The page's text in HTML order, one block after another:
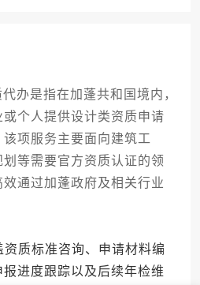
是指在加蓬共和国境内，
个人提供设计类资质申请
项服务主要面向建筑工
等需要官方资质认证的领
通过加蓬政府及相关行业
质标准咨询、申请材料编
进度跟踪以及后续年检维